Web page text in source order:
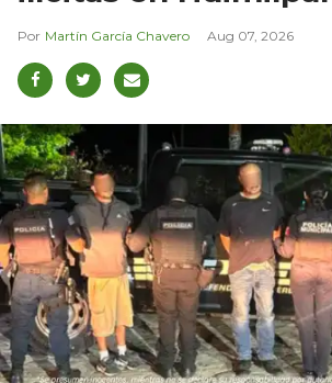
Martín García Chavero Aug 07, 2026